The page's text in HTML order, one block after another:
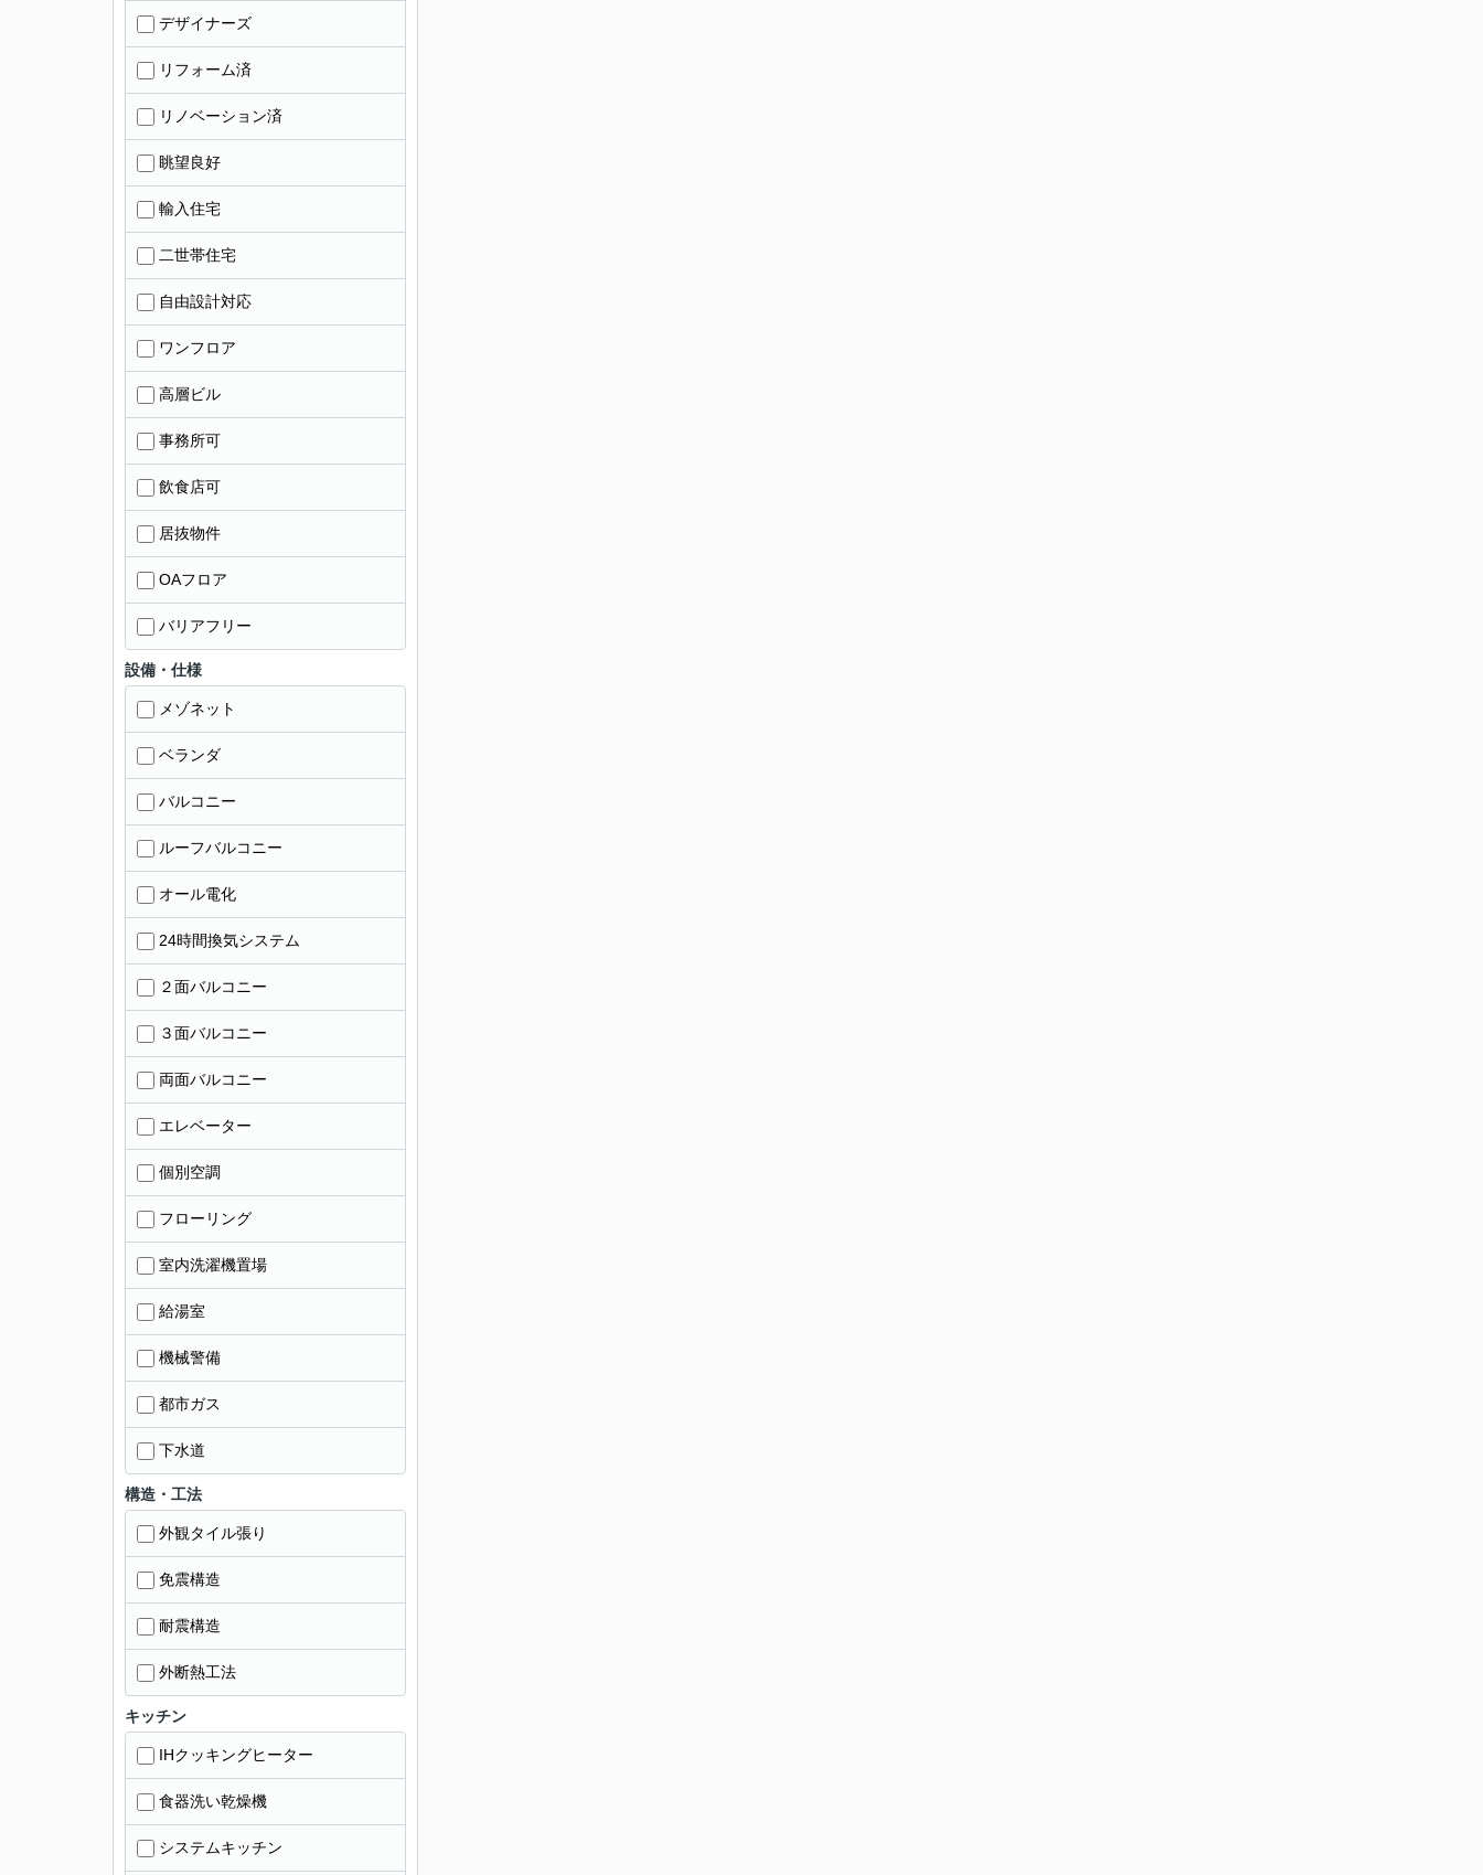
デザイナーズ
リフォーム済
リノベーション済
眺望良好
輸入住宅
二世帯住宅
自由設計対応
ワンフロア
高層ビル
事務所可
飲食店可
居抜物件
OAフロア
バリアフリー
設備・仕様
メゾネット
ベランダ
バルコニー
ルーフバルコニー
オール電化
24時間換気システム
２面バルコニー
３面バルコニー
両面バルコニー
エレベーター
個別空調
フローリング
室内洗濯機置場
給湯室
機械警備
都市ガス
下水道
構造・工法
外観タイル張り
免震構造
耐震構造
外断熱工法
キッチン
IHクッキングヒーター
食器洗い乾燥機
システムキッチン